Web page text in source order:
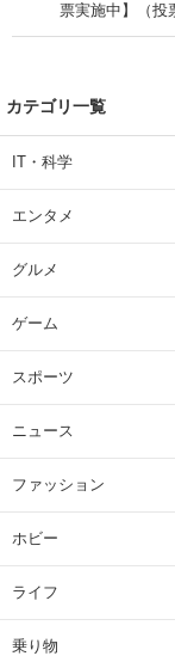
票実施中】（投
カテゴリ一覧
IT・科学
エンタメ
グルメ
ゲーム
スポーツ
ニュース
ファッション
ホビー
ライフ
乗り物